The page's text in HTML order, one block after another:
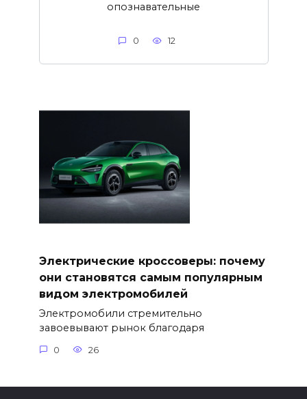
опознавательные
0 12
Электрические кроссоверы: почему
они становятся самым популярным
видом электромобилей
Электромобили стремительно
завоевывают рынок благодаря
0 26